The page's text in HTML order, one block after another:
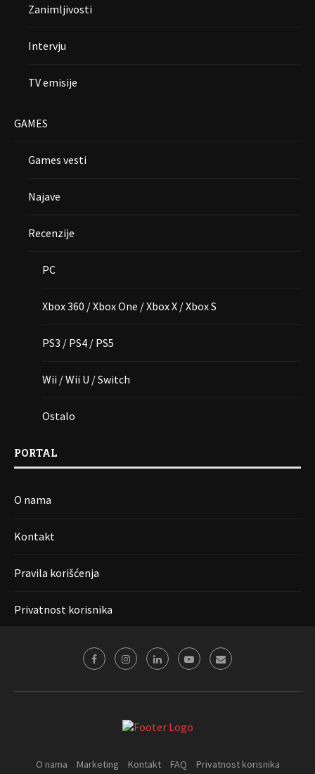
Zanimljivosti
Intervju
TV emisije
GAMES
Games vesti
Najave
Recenzije
PC
Xbox 360 / Xbox One / Xbox X / Xbox S
PS3 / PS4 / PS5
Wii / Wii U / Switch
Ostalo
PORTAL
O nama
Kontakt
Pravila korišćenja
Privatnost korisnika
O nama Marketing Kontakt FAQ Privatnost korisnika